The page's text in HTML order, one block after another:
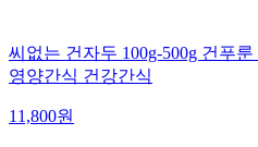
씨없는 건자두 100g-500g 건푸
영양간식 건강간식
11,800원